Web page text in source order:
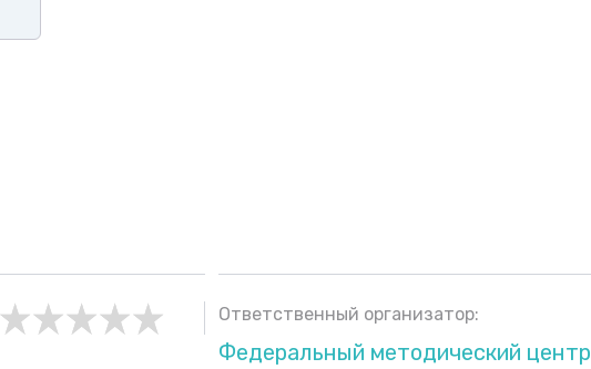
Ответственный организатор:
Федеральный методический центр